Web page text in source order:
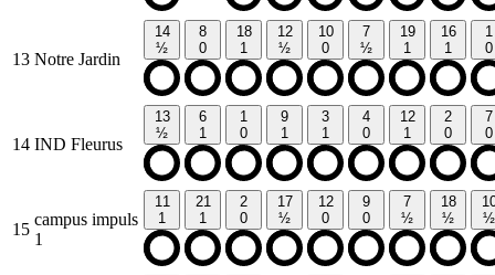
13 Notre Jardin
14
½
8
0
18
1
12
½
10
0
7
½
19
1
16
1
1
0
14 IND Fleurus
13
½
6
1
1
0
9
1
3
1
4
0
12
1
2
0
7
0
15
campus impuls
1
11
1
21
1
2
0
17
½
12
0
9
0
7
½
18
½
½